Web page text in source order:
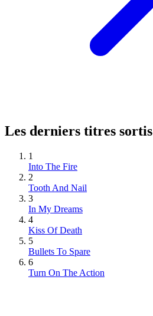
Les derniers titres sortis
1
Into The Fire
2
Tooth And Nail
3
In My Dreams
4
Kiss Of Death
5
Bullets To Spare
6
Turn On The Action